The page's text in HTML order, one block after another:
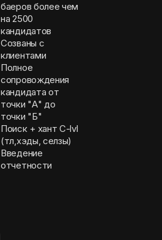
баеров более чем
на 2500
кандидатов
Созваны с
клиентами
Полное
сопровождения
кандидата от
точки "А" до
точки "Б"
Поиск + хант C-lvl
(тл,хэды, селзы)
Введение
отчетности